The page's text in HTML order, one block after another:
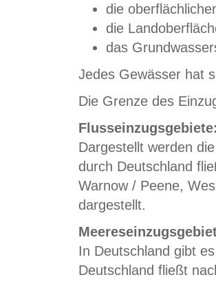
die
die
das
Jedes Gewässer hat
Die Grenze des
Dargestellt werden
durch Deutschland
Warnow / Peene,
dargestellt.
In Deutschland gibt
Deutschland fließt